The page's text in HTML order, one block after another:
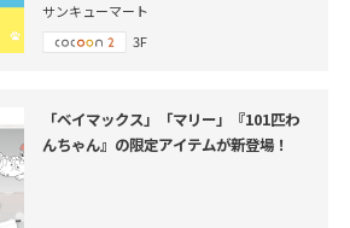
サンキューマート
3F
「ベイマックス」「マリー」『101匹わ
んちゃん』の限定アイテムが新登場！